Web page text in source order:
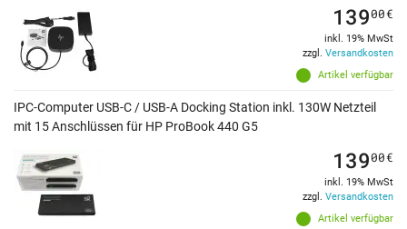
Artikel verfügbar
13900€
inkl. 19% MwSt
zzgl. Versandkosten
IPC-Computer USB-C / USB-A Docking Station inkl. 130W Netzteil
mit 15 Anschlüssen für HP ProBook 440 G5
Artikel verfügbar
13900€
inkl. 19% MwSt
zzgl. Versandkosten